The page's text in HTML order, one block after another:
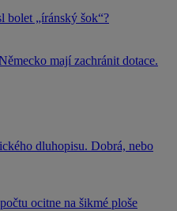
bolet „íránský šok“?
mají zachránit dotace.
dluhopisu. Dobrá, nebo
ocitne na šikmé ploše